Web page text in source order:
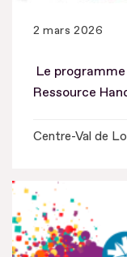
2 mars 2026
Le
Ressource
Centre-Val de